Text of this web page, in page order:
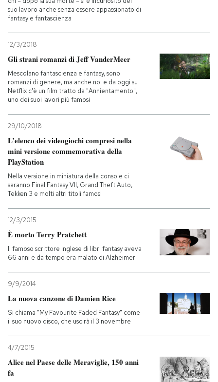
suo lavoro anche senza essere appassionato di
fantasy e fantascienza
12/3/2018
Gli strani romanzi di Jeff VanderMeer
Mescolano fantascienza e fantasy, sono
romanzi di genere, ma anche no: e da oggi su
Netflix c'è un film tratto da "Annientamento",
uno dei suoi lavori più famosi
29/10/2018
L’elenco dei videogiochi compresi nella
mini versione commemorativa della
PlayStation
Nella versione in miniatura della console ci
saranno Final Fantasy VII, Grand Theft Auto,
Tekken 3 e molti altri titoli famosi
12/3/2015
È morto Terry Pratchett
Il famoso scrittore inglese di libri fantasy aveva
66 anni e da tempo era malato di Alzheimer
9/9/2014
La nuova canzone di Damien Rice
Si chiama "My Favourite Faded Fantasy" come
il suo nuovo disco, che uscirà il 3 novembre
4/7/2015
Alice nel Paese delle Meraviglie, 150 anni
fa